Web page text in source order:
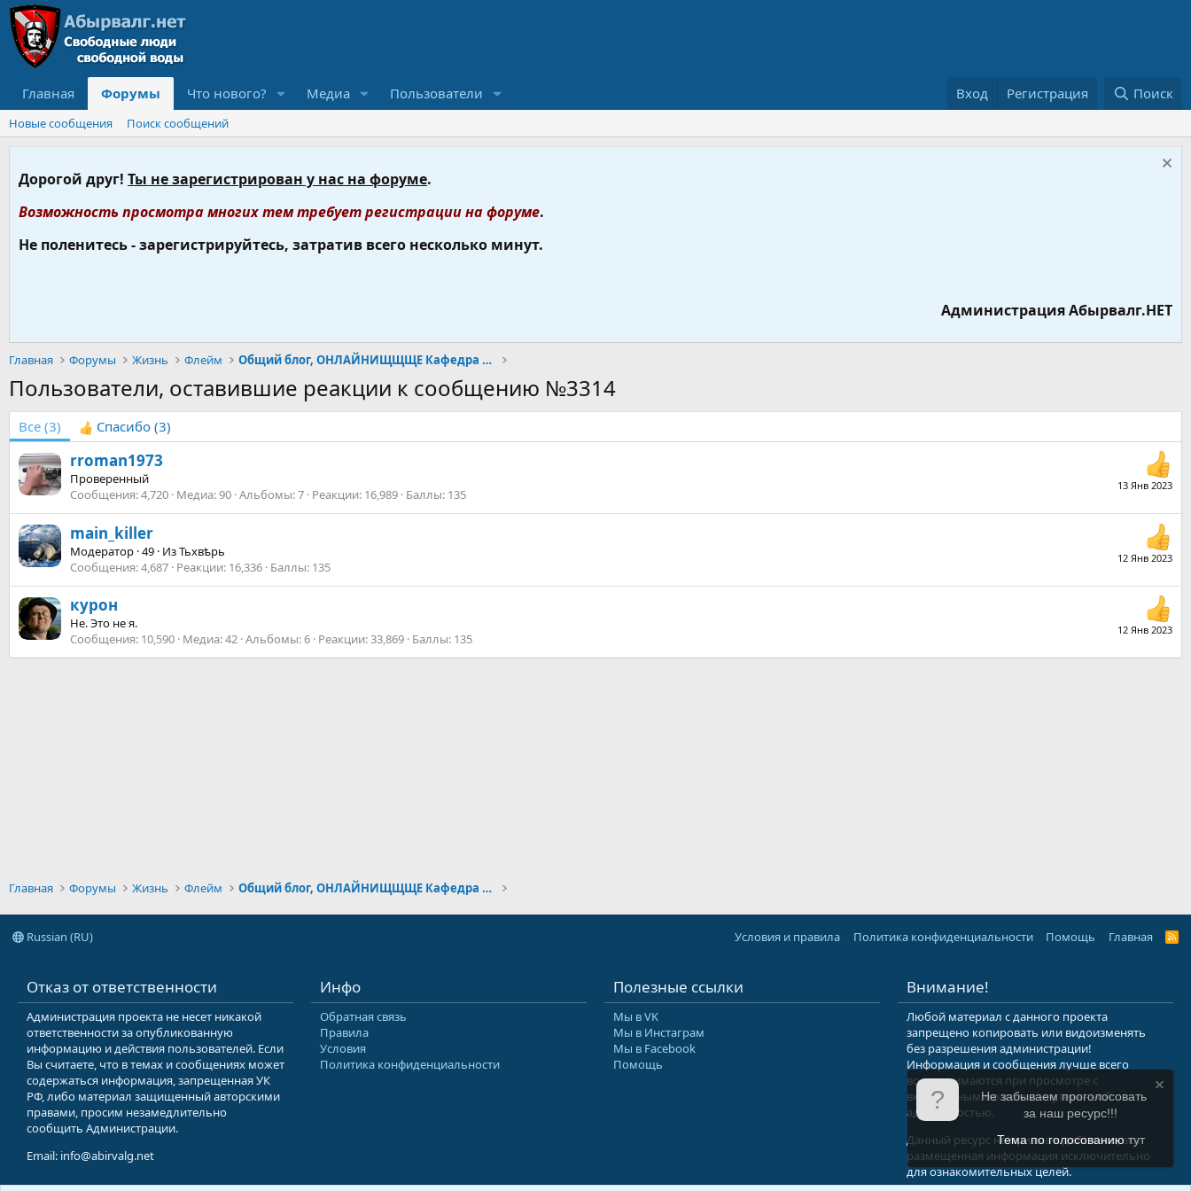
Главная Форумы Что нового? Медиа Пользователи Вход Регистрация Поиск
Новые сообщения Поиск сообщений
Дорогой друг! Ты не зарегистрирован у нас на форуме.
Возможность просмотра многих тем требует регистрации на форуме.
Не поленитесь - зарегистрируйтесь, затратив всего несколько минут.
Администрация Абырвалг.НЕТ
Главная Форумы Жизнь Флейм Общий блог, ОНЛАЙНИЩЩЩЕ Кафедра болтологии)) - - - - - - - - - - - - - - Часть 35
Пользователи, оставившие реакции к сообщению №3314
Все (3) Спасибо (3)
13 Янв 2023
rroman1973
Проверенный
Сообщения 4,720 Медиа 90 Альбомы 7 Реакции 16,989 Баллы 135
12 Янв 2023
main_killer
Модератор ·49 · ИзТьхвѣрь
Сообщения 4,687 Реакции 16,336 Баллы 135
12 Янв 2023
курон
Не. Это не я.
Сообщения 10,590 Медиа 42 Альбомы 6 Реакции 33,869 Баллы 135
Главная Форумы Жизнь Флейм Общий блог, ОНЛАЙНИЩЩЩЕ Кафедра болтологии)) - - - - - - - - - - - - - - Часть 35
Russian (RU) Условия и правила Политика конфиденциальности Помощь Главная
R
Отказ от ответственности
Администрация проекта не несет никакой
ответственности за опубликованную
информацию и действия пользователей. Если
Вы считаете, что в темах и сообщениях может
содержаться информация, запрещенная УК
РФ, либо материал защищенный авторскими
правами, просим незамедлительно
сообщить Администрации.
Email: info@abirvalg.net
Инфо
Обратная связь
Правила
Условия
Политика конфиденциальности
Полезные ссылки
Мы в VK
Мы в Инстаграм
Мы в Facebook
Помощь
Внимание!
Любой материал с данного проекта
запрещено копировать или видоизменять
без разрешения администрации!
Информация и сообщения лучше всего
воспринимаются при просмотре с
включенным мозгом и неутерянной
адекватностью.
Данный ресурс не призыв к действию, вся
размещенная информация исключительно
для ознакомительных целей.
Не забываем проголосовать
за наш ресурс!!!
Тема по голосованиютут